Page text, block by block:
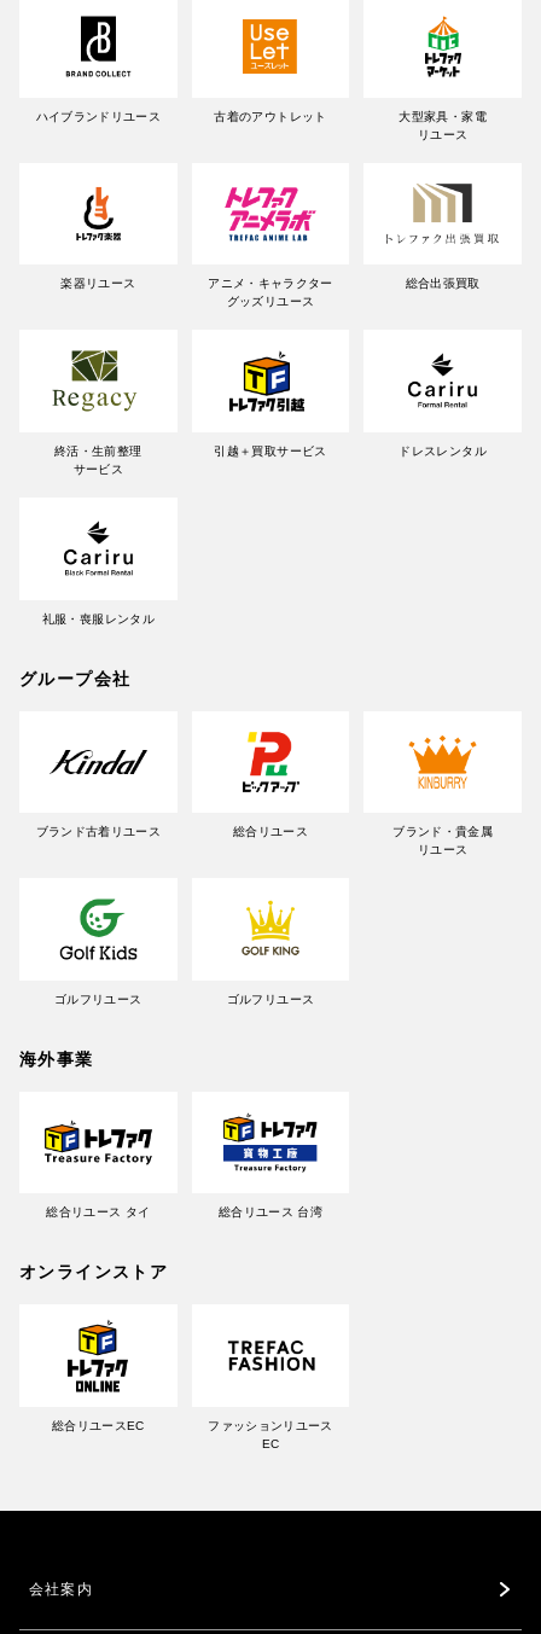
ハイブランドリユース 古着のアウトレット
大型家具・家電
リユース
楽器リユース
アニメ・キャラクター
グッズリユース
総合出張買取
終活・生前整理
サービス
引越＋買取サービス ドレスレンタル
礼服・喪服レンタル
グループ会社
ブランド古着リユース 総合リユース
ブランド・貴金属
リユース
ゴルフリユース ゴルフリユース
海外事業
総合リユース タイ 総合リユース 台湾
オンラインストア
総合リユースEC
ファッションリユース
EC
会社案内